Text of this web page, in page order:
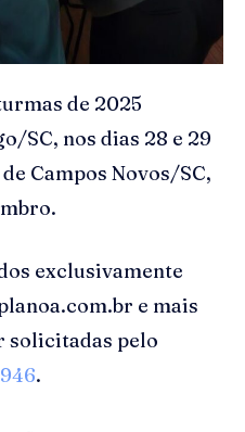
de 2025
SC, nos dias 28 e 29
Campos Novos/SC,
exclusivamente
e mais
solicitadas pelo
.